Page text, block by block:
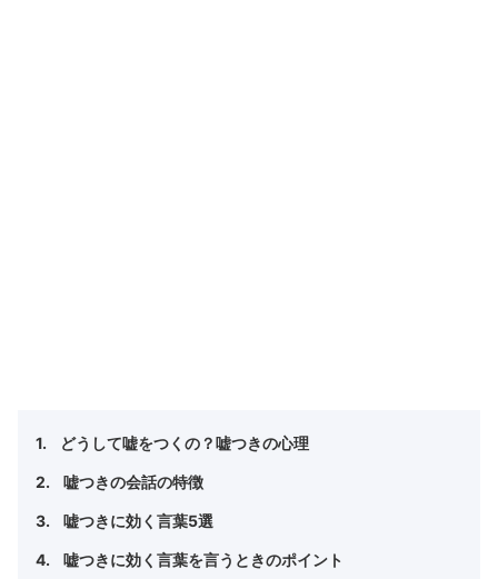
どうして嘘をつくの？嘘つきの心理
嘘つきの会話の特徴
嘘つきに効く言葉5選
嘘つきに効く言葉を言うときのポイント